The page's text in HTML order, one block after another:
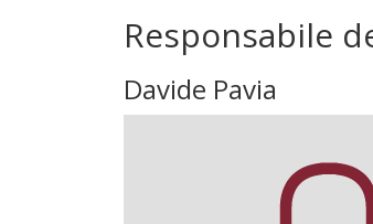
Responsabile
Davide Pavia